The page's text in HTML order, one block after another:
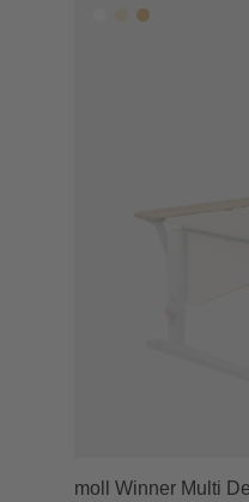
moll Winner Multi